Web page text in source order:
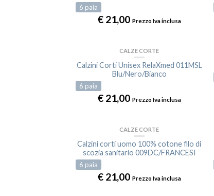
6 paia
€ 21,00 Prezzo Iva inclusa
CALZE CORTE
Calzini Corti Unisex RelaXmed 011MSL
Blu/Nero/Bianco
6 paia
€ 21,00 Prezzo Iva inclusa
CALZE CORTE
Calzini corti uomo 100% cotone filo di
scozia sanitario 009DC/FRANCESI
6 paia
€ 21,00 Prezzo Iva inclusa